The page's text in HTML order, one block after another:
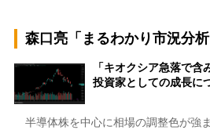
森口亮「まるわかり市況分析
「キオクシア急落で
投資家としての成長
半導体株を中心に相場の調整色が強